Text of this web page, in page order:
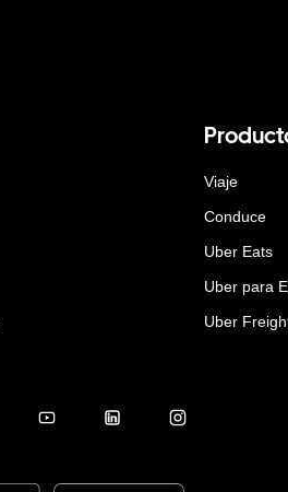
Viaje
Conduce
Uber Eats
Uber para
Uber